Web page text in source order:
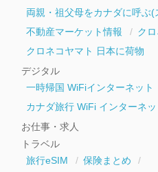
両親・祖父母をカナダに呼ぶ(
不動産マーケット情報
ク
クロネコヤマト 日本に荷物
デジタル
一時帰国 WiFiインターネット
カナダ旅行 WiFi インターネッ
お仕事・求人
トラベル
旅行eSIM
保険まとめ